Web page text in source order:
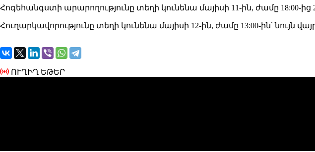
Հոգեհանգստի արարողությունը տեղի կունենա մայիսի 11-ին, ժամը 18:00-
Հուղարկավորությունը տեղի կունենա մայիսի 12-ին, ժամը 13:00-ին՝ նույն
ՈՒՂԻՂ ԵԹԵՐ